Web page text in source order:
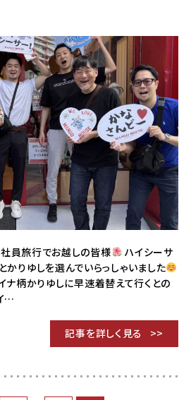
員旅行でお越しの皆様
ハイシーサ
かりゆしを選んでいらっしゃいました
ナ柄かりゆしに早速着替えて行くとの
…
記事を詳しく見る